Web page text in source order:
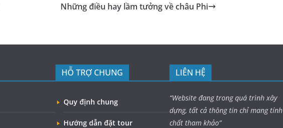
Những điều hay lầm tưởng về châu Phi
HỖ TRỢ CHUNG
Quy định chung
Hướng dẫn đặt tour
LIÊN HỆ
“Website đang trong quá trình xây
dựng, tất cả thông tin chỉ mang tính
chất tham khảo”